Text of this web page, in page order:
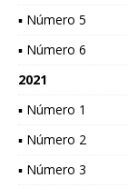
▪ Número 5
▪ Número 6
2021
▪ Número 1
▪ Número 2
▪ Número 3